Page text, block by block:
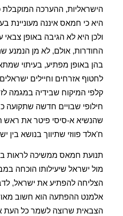
הישראליות, ההערכה המוקבלת
היא כי חמאס איננה מעוניינת
החודרות, אולם, לא מן הנמנע
בהן באופן מפתיע, בעיתוי
לחטוף אזרחים וחיילים
קלפי המיקוח שבידיה במגמה
חילופי שבויים חדשה שתקועה
שהנשיא א-סיסי פיטר את ראש
ח'אלד פווזי שתיווך בנושא בין
תנועת חמאס ממשיכה לראות
מול ישראל שיעילותו הוכחה
הצליחה להפתיע את ישראל,
אלמנט ההפתעה הוא חשוב
הצבאית שרוצה לשמר כל העת